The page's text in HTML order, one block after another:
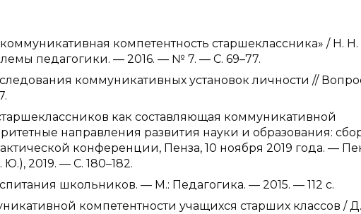
компетентность старшеклассника» / Н. Н.
педагогики. — 2016. — № 7. — С. 69–77.
коммуникативных установок личности //
как составляющая коммуникативной
направления развития науки и образования:
конференции, Пенза, 10 ноября 2019 года. —
2019. — С. 180–182.
школьников. — М.: Педагогика. — 2015. — 112 с.
компетентности учащихся старших классов /